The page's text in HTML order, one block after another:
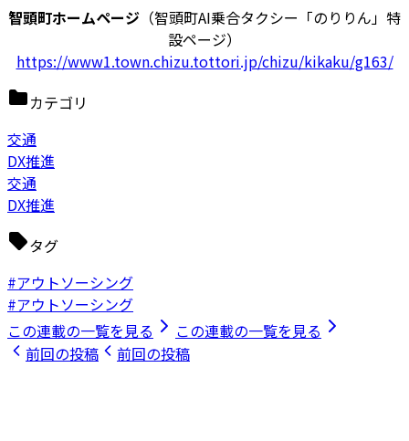
智頭町ホームページ （智頭町AI乗合タクシー「のりりん」特
設ページ）
https://www1.town.chizu.tottori.jp/chizu/kikaku/g163/
カテゴリ
交通
DX推進
交通
DX推進
タグ
#アウトソーシング
#アウトソーシング
この連載の一覧を見る
この連載の一覧を見る
前回の投稿
前回の投稿